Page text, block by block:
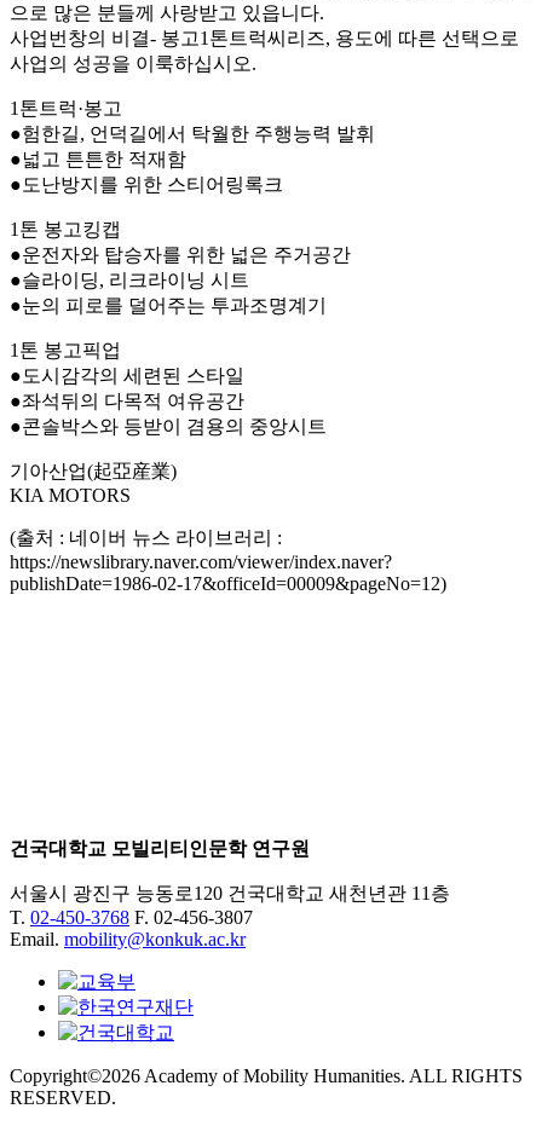
으로 많은 분들께 사랑받고 있읍니다.
사업번창의 비결- 봉고1톤트럭씨리즈, 용도에 따른 선택으로
사업의 성공을 이룩하십시오.
1톤트럭·봉고
●험한길, 언덕길에서 탁월한 주행능력 발휘
●넓고 튼튼한 적재함
●도난방지를 위한 스티어링록크
1톤 봉고킹캡
●운전자와 탑승자를 위한 넓은 주거공간
●슬라이딩, 리크라이닝 시트
●눈의 피로를 덜어주는 투과조명계기
1톤 봉고픽업
●도시감각의 세련된 스타일
●좌석뒤의 다목적 여유공간
●콘솔박스와 등받이 겸용의 중앙시트
기아산업(起亞産業)
KIA MOTORS
(출처 : 네이버 뉴스 라이브러리 :
https://newslibrary.naver.com/viewer/index.naver?
publishDate=1986-02-17&officeId=00009&pageNo=12)
건국대학교 모빌리티인문학 연구원
서울시 광진구 능동로120 건국대학교 새천년관 11층
T. 02-450-3768 F. 02-456-3807
Email. mobility@konkuk.ac.kr
Copyright©2026 Academy of Mobility Humanities. ALL RIGHTS
RESERVED.